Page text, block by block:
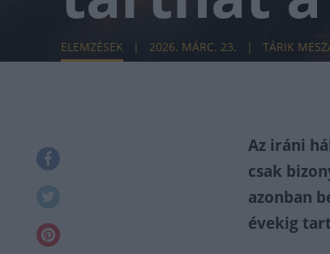
ELEMZÉSEK 2026. MÁRC. 23. TÁRIK
Az iráni
csak
azonban
évekig